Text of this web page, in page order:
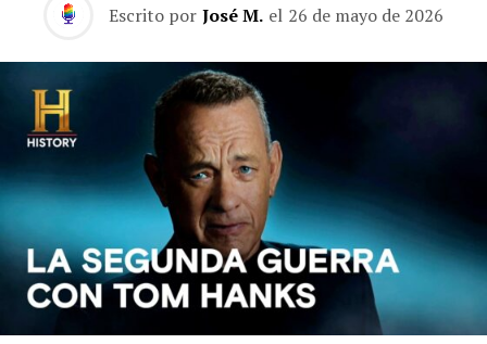
Escrito por José M. el 26 de mayo de 2026